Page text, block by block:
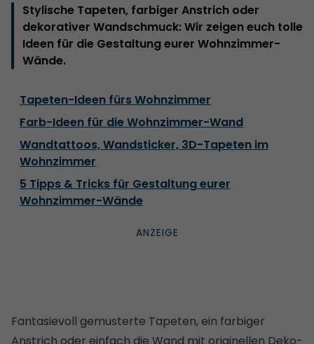
Stylische Tapeten, farbiger Anstrich oder
dekorativer Wandschmuck: Wir zeigen euch tolle
Ideen für die Gestaltung eurer Wohnzimmer-
Wände.
Tapeten-Ideen fürs Wohnzimmer
Farb-Ideen für die Wohnzimmer-Wand
Wandtattoos, Wandsticker, 3D-Tapeten im
Wohnzimmer
5 Tipps & Tricks für Gestaltung eurer
Wohnzimmer-Wände
Fantasievoll gemusterte Tapeten, ein farbiger
Anstrich oder einfach die Wand mit originellen Deko-